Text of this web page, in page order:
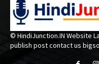
© HindiJunction.IN Website
publish post contact us